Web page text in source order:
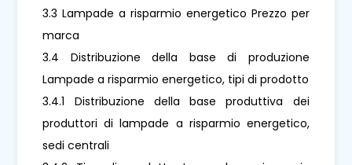
3.3 Lampade a risparmio energetico Prezzo per
marca
3.4 Distribuzione della base di produzione
Lampade a risparmio energetico, tipi di prodotto
3.4.1 Distribuzione della base produttiva dei
produttori di lampade a risparmio energetico,
sedi centrali